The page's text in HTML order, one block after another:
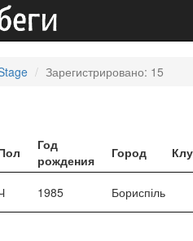
Зарегистрировано: 15
Год
рождения
Город
1985 Бориспіль